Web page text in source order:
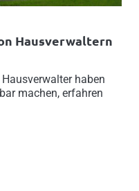
Hausverwaltern
haben
machen, erfahren